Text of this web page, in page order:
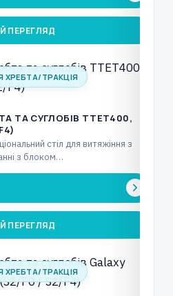
ПЕРЕГЛЯД
ХРЕБТА/ТРАКЦІЯ
ТА СУГЛОБІВ TTET400,
стіл для витяжіння з
з блоком…
ПЕРЕГЛЯД
ХРЕБТА/ТРАКЦІЯ